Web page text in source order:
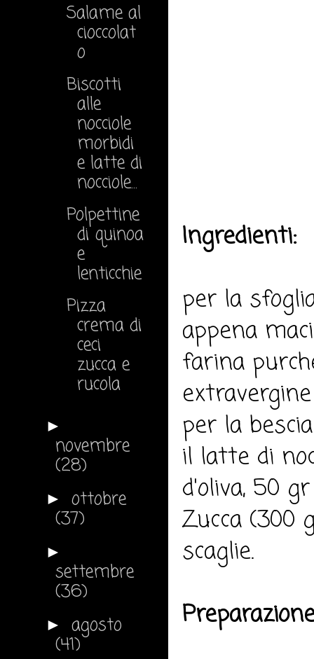
Ingredienti:
per la
appena
farina
per la
il latte di
d'oliva, 50
Zucca (300
scaglie.
Salame al
cioccolat
o
Biscotti
alle
nocciole
morbidi
e latte di
nocciole...
Polpettine
di quinoa
e
lenticchie
Pizza
crema di
ceci
zucca e
rucola
►
novembre
(28)
► ottobre
(37)
►
settembre
(36)
► agosto
(41)